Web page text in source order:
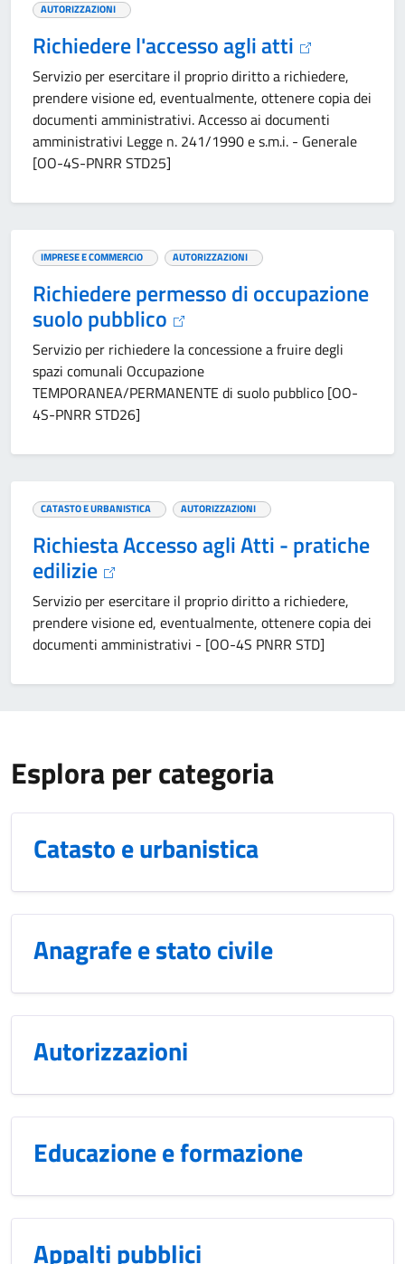
AUTORIZZAZIONI
Richiedere l'accesso agli atti
Servizio per esercitare il proprio diritto a richiedere,
prendere visione ed, eventualmente, ottenere copia dei
documenti amministrativi. Accesso ai documenti
amministrativi Legge n. 241/1990 e s.m.i. - Generale
[OO-4S-PNRR STD25]
IMPRESE E COMMERCIO AUTORIZZAZIONI
Richiedere permesso di occupazione
suolo pubblico
Servizio per richiedere la concessione a fruire degli
spazi comunali Occupazione
TEMPORANEA/PERMANENTE di suolo pubblico [OO-
4S-PNRR STD26]
CATASTO E URBANISTICA AUTORIZZAZIONI
Richiesta Accesso agli Atti - pratiche
edilizie
Servizio per esercitare il proprio diritto a richiedere,
prendere visione ed, eventualmente, ottenere copia dei
documenti amministrativi - [OO-4S PNRR STD]
Esplora per categoria
Catasto e urbanistica
Anagrafe e stato civile
Autorizzazioni
Educazione e formazione
Appalti pubblici